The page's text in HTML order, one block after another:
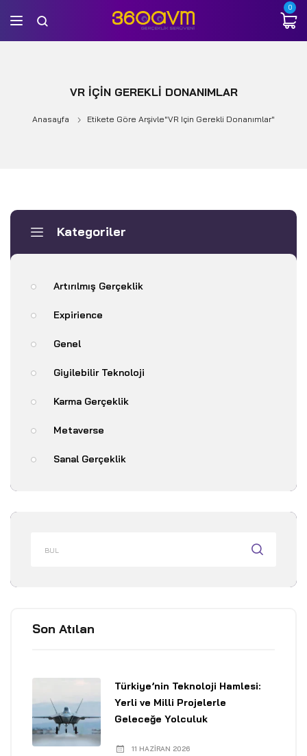
0
VR IÇIN GEREKLI DONANIMLAR
Anasayfa Etikete Göre Arşivle"VR Için Gerekli Donanımlar"
Kategoriler
Artırılmış Gerçeklik
Expirience
Genel
Giyilebilir Teknoloji
Karma Gerçeklik
Metaverse
Sanal Gerçeklik
Son Atılan
Türkiye’nin Teknoloji Hamlesi:
Yerli ve Milli Projelerle
Geleceğe Yolculuk
11 HAZIRAN 2026